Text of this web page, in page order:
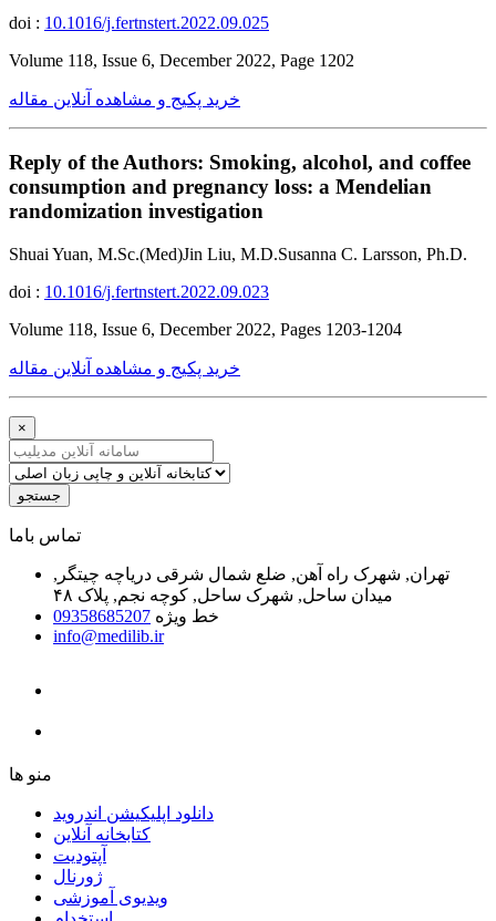
doi : 10.1016/j.fertnstert.2022.09.025
Volume 118, Issue 6, December 2022, Page 1202
خرید پکیج و مشاهده آنلاین مقاله
Reply of the Authors: Smoking, alcohol, and coffee
consumption and pregnancy loss: a Mendelian
randomization investigation
Shuai Yuan, M.Sc.(Med)Jin Liu, M.D.Susanna C. Larsson, Ph.D.
doi : 10.1016/j.fertnstert.2022.09.023
Volume 118, Issue 6, December 2022, Pages 1203-1204
خرید پکیج و مشاهده آنلاین مقاله
×
جستجو
ﺗﻤﺎﺱ ﺑﺎﻣﺎ
تهران, شهرک راه آهن, ضلع شمال شرقی دریاچه چیتگر,
میدان ساحل, شهرک ساحل, کوچه نجم, پلاک ۴۸
خط ویژه 09358685207
info@medilib.ir
ﻣﻨﻮ ﻫﺎ
دانلود اپلیکیشن اندروید
ﮐﺘﺎﺑﺨﺎﻧﻪ ﺁﻧﻼﯾﻦ
ﺁﭘﺘﻮﺩﯾﺖ
ﮊﻭﺭﻧﺎﻝ
ویدیوی آموزشی